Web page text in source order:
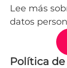
Lee más
datos
Política